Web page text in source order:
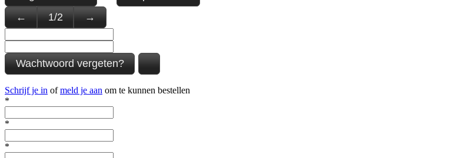
←
1/2 →
Wachtwoord vergeten?
Schrijf je in ofmeld je aan om te kunnen bestellen
*
*
*